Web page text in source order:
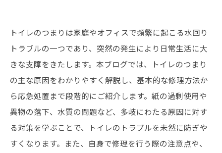
トイレのつまりは家庭やオフィスで頻繁に起こる水回り
トラブルの一つであり、突然の発生により日常生活に大
きな支障をきたします。本ブログでは、トイレのつまり
の主な原因をわかりやすく解説し、基本的な修理方法か
ら応急処置まで段階的にご紹介します。紙の過剰使用や
異物の落下、水質の問題など、多岐にわたる原因に対す
る対策を学ぶことで、トイレのトラブルを未然に防ぎや
すくなります。また、自身で修理を行う際の注意点や、